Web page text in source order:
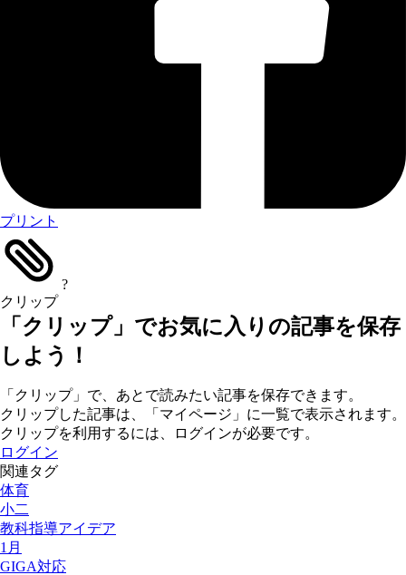
プリント
クリップ
?
「クリップ」でお気に入りの記事を保存
しよう！
「クリップ」で、あとで読みたい記事を保存できます。
クリップした記事は、「マイページ」に一覧で表示されます。
クリップを利用するには、ログインが必要です。
ログイン
関連タグ
体育
小二
教科指導アイデア
1月
GIGA対応